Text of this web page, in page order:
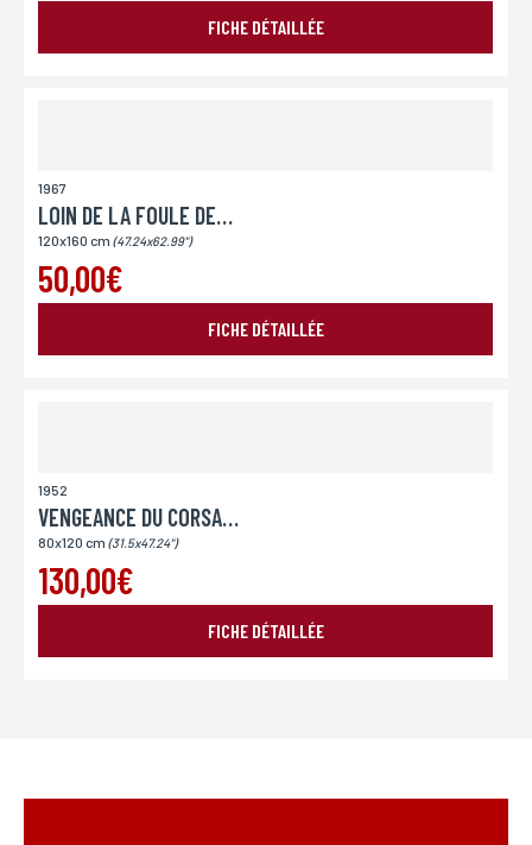
FICHE DÉTAILLÉE
1967
LOIN DE LA FOULE DECHAINEE
120x160 cm (47.24x62.99")
50,00€
FICHE DÉTAILLÉE
1952
VENGEANCE DU CORSAIRE
80x120 cm (31.5x47.24")
130,00€
FICHE DÉTAILLÉE